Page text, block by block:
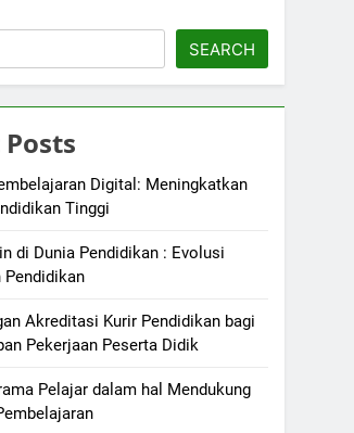
SEARCH
Digital: Meningkatkan
Tinggi
di Dunia Pendidikan : Evolusi
Pendidikan
Akreditasi Kurir Pendidikan bagi
Pekerjaan Peserta Didik
Pelajar dalam hal Mendukung